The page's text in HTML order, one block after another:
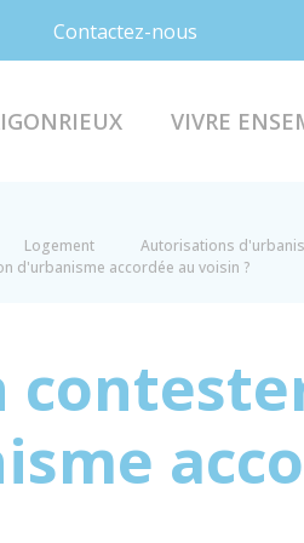
Contactez-nous
VIVRE
Logement
Autorisations
d'urbanisme accordée au voisin ?